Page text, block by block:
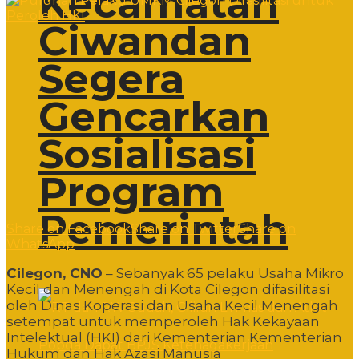
Ciwandan
Segera
Gencarkan
Sosialisasi
Program
Pemerintah
Share on FacebookShare on Twitter Share on
WhatsApp
Cilegon, CNO – Sebanyak 65 pelaku Usaha Mikro
Kecil dan Menengah di Kota Cilegon difasilitasi
oleh Dinas Koperasi dan Usaha Kecil Menengah
setempat untuk memperoleh Hak Kekayaan
Intelektual (HKI) dari Kementerian Kementerian
Hukum dan Hak Azasi Manusia